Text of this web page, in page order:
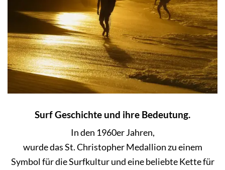
Surf Geschichte und ihre Bedeutung.
In den 1960er Jahren,
wurde das St. Christopher Medallion zu einem
Symbol für die Surfkultur und eine beliebte Kette für